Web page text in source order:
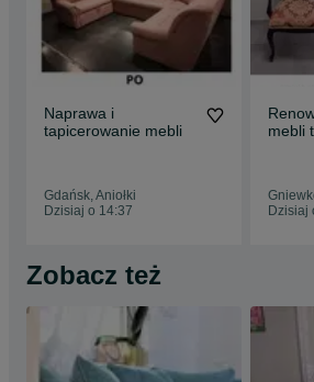
MAILOWO.
Naprawa i
tapicerowanie mebli
Gdańsk, Aniołki
Dzisiaj o 14:37
mebli
Dzisiaj
Zobacz też